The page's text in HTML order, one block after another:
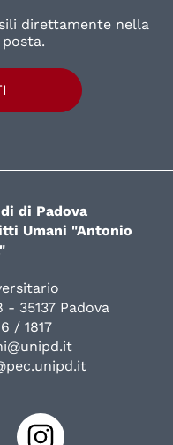
direttamente nella
di Padova
Umani "Antonio
35137 Padova
/ 1817